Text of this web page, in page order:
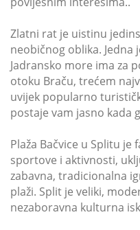
Zlatni rat je uistinu
neobičnog oblika. Jedna
Jadransko more ima za
otoku Braču, trećem
uvijek popularno
postaje vam jasno kada
Plaža Bačvice u Splitu
sportove i aktivnosti,
zabavna, tradicionalna
plaži. Split je veliki,
nezaboravna kulturna